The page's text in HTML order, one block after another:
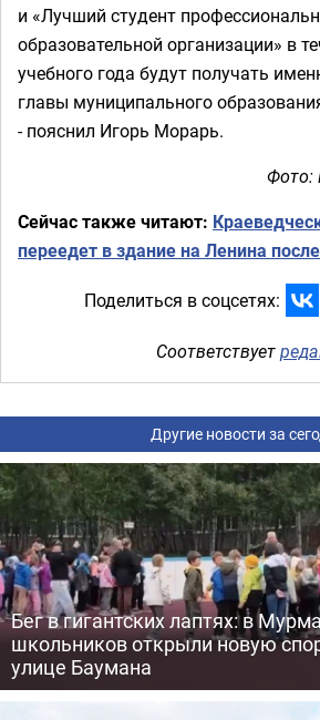
и «Лучший студент
образовательной организации» в
учебного года будут получать
главы муниципального
- пояснил Игорь Морарь.
Фото:
Сейчас также читают:
переедет в здание на Ленина
Поделиться в соцсетях:
Соответствует
Другие новости за
Бег в гигантских лаптях: в
школьников открыли новую
улице Баумана